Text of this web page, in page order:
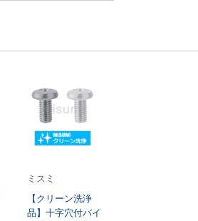
ミスミ
【クリーン洗浄
品】十字穴付バイ